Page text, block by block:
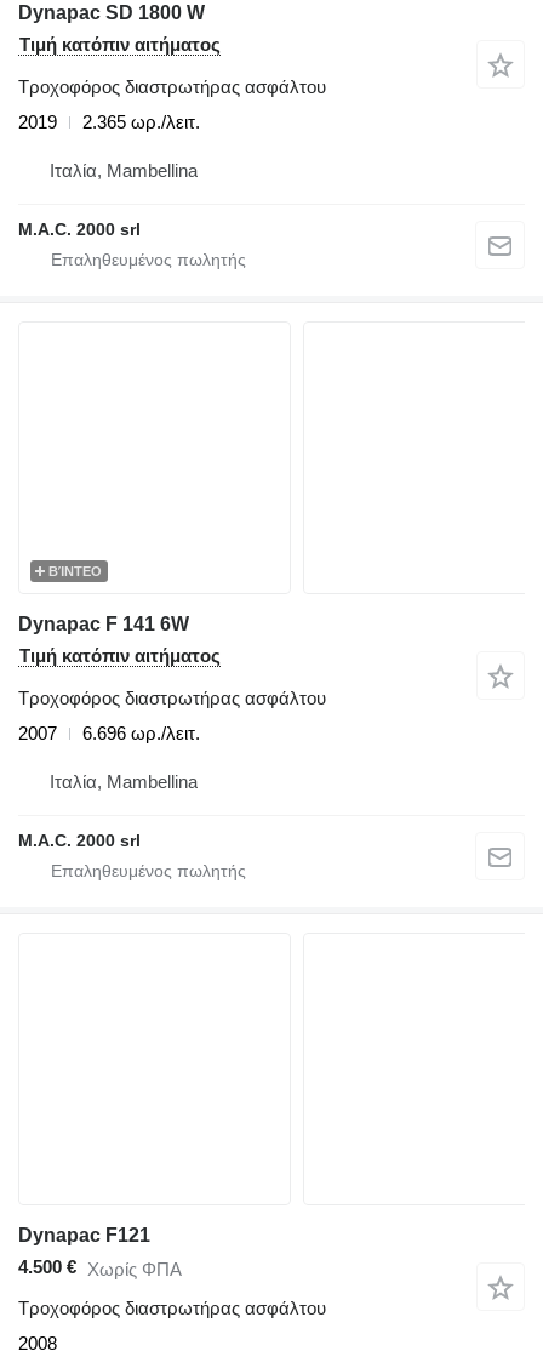
Dynapac SD 1800 W
Τιμή κατόπιν αιτήματος
Τροχοφόρος διαστρωτήρας ασφάλτου
2019
2.365 ωρ./λειτ.
Ιταλία, Mambellina
M.A.C. 2000 srl
ΒΊΝΤΕΟ
Dynapac F 141 6W
Τιμή κατόπιν αιτήματος
Τροχοφόρος διαστρωτήρας ασφάλτου
2007
6.696 ωρ./λειτ.
Ιταλία, Mambellina
M.A.C. 2000 srl
Dynapac F121
4.500 € Χωρίς ΦΠΑ
Τροχοφόρος διαστρωτήρας ασφάλτου
2008